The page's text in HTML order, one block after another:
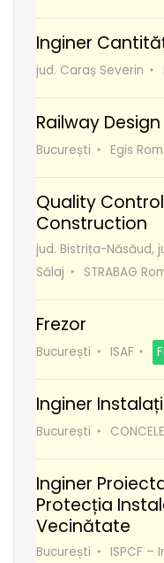
Inginer
jud. Caraș Severin
Railway
București Egis
Quality
Construction
jud. Bistrița-Năsăud,
Sălaj
STRABAG
Frezor
București ISAF
Inginer
București
Inginer
Protecția
Vecinătate
București
ISPCF –